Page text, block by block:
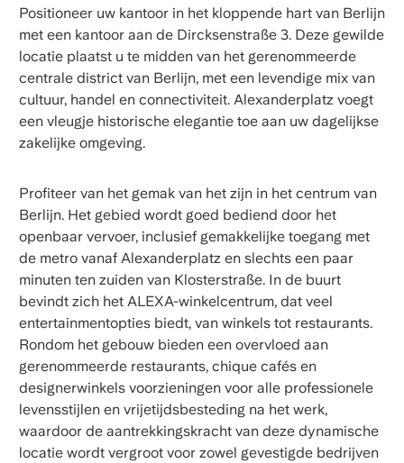
Positioneer uw kantoor in het kloppende hart van Berlijn
met een kantoor aan de Dircksenstraße 3. Deze gewilde
locatie plaatst u te midden van het gerenommeerde
centrale district van Berlijn, met een levendige mix van
cultuur, handel en connectiviteit. Alexanderplatz voegt
een vleugje historische elegantie toe aan uw dagelijkse
zakelijke omgeving.
Profiteer van het gemak van het zijn in het centrum van
Berlijn. Het gebied wordt goed bediend door het
openbaar vervoer, inclusief gemakkelijke toegang met
de metro vanaf Alexanderplatz en slechts een paar
minuten ten zuiden van Klosterstraße. In de buurt
bevindt zich het ALEXA-winkelcentrum, dat veel
entertainmentopties biedt, van winkels tot restaurants.
Rondom het gebouw bieden een overvloed aan
gerenommeerde restaurants, chique cafés en
designerwinkels voorzieningen voor alle professionele
levensstijlen en vrijetijdsbesteding na het werk,
waardoor de aantrekkingskracht van deze dynamische
locatie wordt vergroot voor zowel gevestigde bedrijven